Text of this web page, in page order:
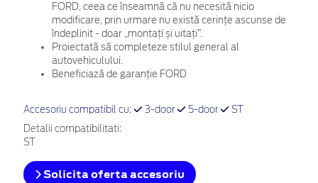
FORD, ceea ce înseamnă că nu necesită nicio
modificare, prin urmare nu există cerințe ascunse de
îndeplinit - doar „montați și uitați”.
Proiectată să completeze stilul general al
autovehiculului.
Beneficiază de garanție FORD
Accesoriu compatibil cu: 3-door 5-door ST
Detalii compatibilitati:
ST
Solicita oferta accesoriu